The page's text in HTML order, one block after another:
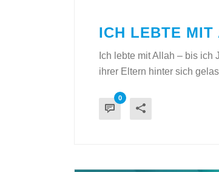
ICH LEBTE
Ich lebte mit Allah – bis
ihrer Eltern hinter sich
0